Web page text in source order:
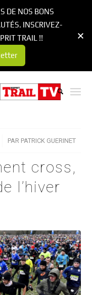
PAR PATRICK GUERINET
cross,
l’hiver
DE NOS BONS
INSCRIVEZ-
TRAIL !!